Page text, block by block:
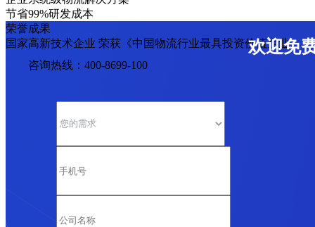
节省99%研发成本
荣誉成果
国家高新技术企业 荣获《中国物流行业最具投资价值企业》
欢迎免
咨询热线：400-8699-100